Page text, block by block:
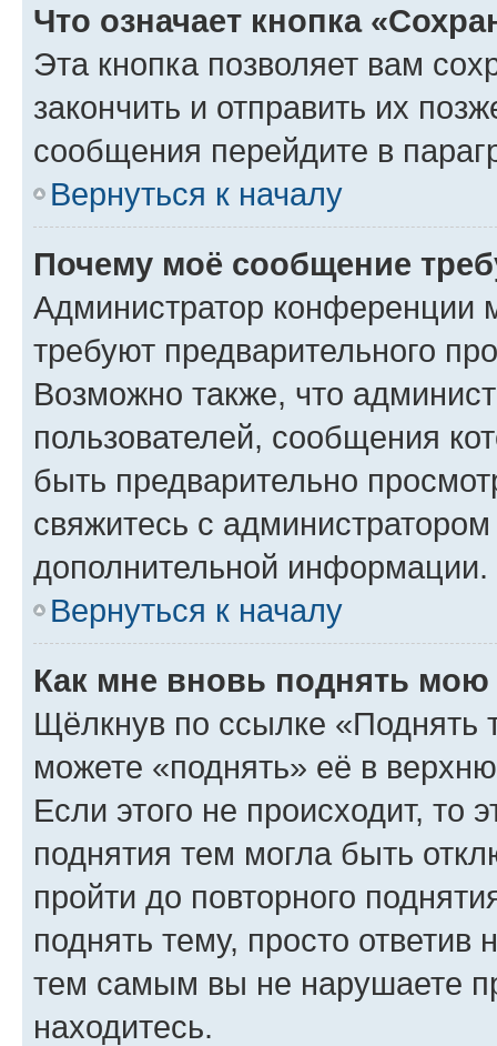
Что означает кнопка
Эта кнопка позволяет вам
закончить и отправить их
сообщения перейдите в
Вернуться к началу
Почему моё сообщение
Администратор конференции
требуют предварительного
Возможно также, что
пользователей, сообщения
быть предварительно
свяжитесь с
дополнительной информации.
Вернуться к началу
Как мне вновь поднять мою
Щёлкнув по ссылке «Поднять
можете «поднять» её в
Если этого не происходит, то
поднятия тем могла быть
пройти до повторного
поднять тему, просто ответив
тем самым вы не нарушаете
находитесь.